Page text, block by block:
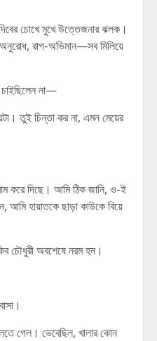
চোখে মুখে উত্তেজনার ঝলক।
রাগ-অভিমান—সব মিলিয়ে
না—
তুই চিন্তা কর না, এমন মেয়ের
করে দিছে। আমি ঠিক জানি, ও-ই
আমি হায়াতকে ছাড়া কাউকে বিয়ে
চৌধুরী অবশেষে নরম হন।
গেল। ভেবেছিল, খালার কোন